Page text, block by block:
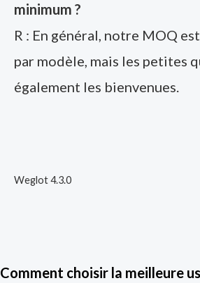
minimum ?
R : En général, notre MOQ
par modèle, mais les petites
également les bienvenues.
Weglot 4.3.0
Comment choisir la meilleure